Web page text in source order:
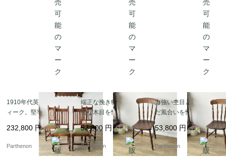
1910年代英国製アンテ
ィーク。堅牢なオーク
無垢材のツイストダイ
ニングチェア4脚セット
【c326】
232,800 円
Parthenon
端正な挽き物細工と緻
密な木目を愉しむ、ク
ラシカルな椅子。深み
のある重厚な色艶が空
間を引き締める、木製
キッチンチェア【c313-
53,800 円
Parthenon
力強い杢目と時を刻ん
だ風合いを愉しむ、ク
ラシカルなダイニング
チェア。美しい挽き物
加工の背もたれが目を
惹く、木製カントリー
53,800 円
Parthenon